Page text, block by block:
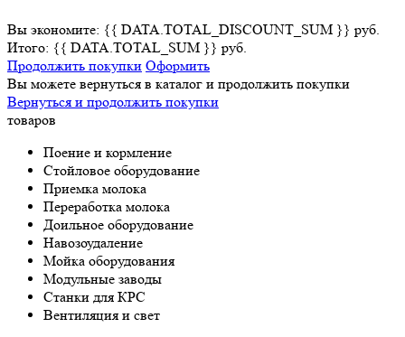
Вы экономите: {{ DATA.TOTAL_DISCOUNT_SUM }} руб.
Итого: {{ DATA.TOTAL_SUM }} руб.
Продолжить покупки Оформить
Вы можете вернуться в каталог и продолжить покупки
Вернуться и продолжить покупки
товаров
Поение и кормление
Стойловое оборудование
Приемка молока
Переработка молока
Доильное оборудование
Навозоудаление
Мойка оборудования
Модульные заводы
Станки для КРС
Вентиляция и свет